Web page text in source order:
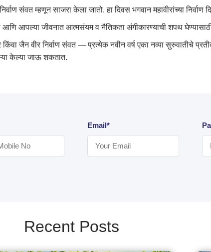
संवत म्हणून साजरा केला जातो. हा दिवस भगवान महावीरांच्या निर्वाण
आणि आपल्या जीवनात आत्मसंयम व नैतिकता अंगीकारण्याची शपथ
जैन वीर निर्वाण संवत — प्रत्येक नवीन वर्ष एका नव्या सुरुवातीचे
केल्या जाऊ शकतात.
Email*
Recent Posts